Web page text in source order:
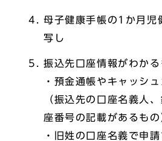
母子健康手帳の1か月児
写し
振込先口座情報がわかる
・預金通帳やキャッシ
（振込先の口座名義人
座番号の記載があるもの
・旧姓の口座名義で申